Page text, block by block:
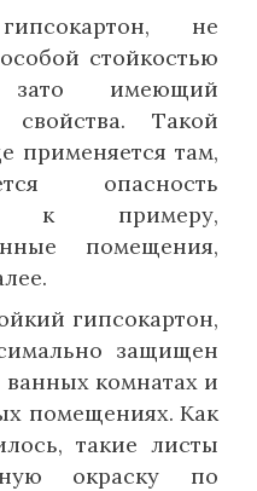
не
стойкостью
имеющий
свойства. Такой
применяется там,
опасность
к примеру,
помещения,
гипсокартон,
защищен
комнатах и
помещениях. Как
такие листы
окраску по